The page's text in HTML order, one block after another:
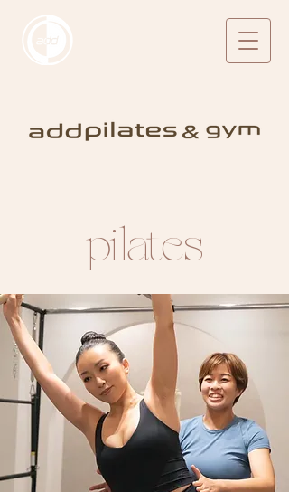
​pilates